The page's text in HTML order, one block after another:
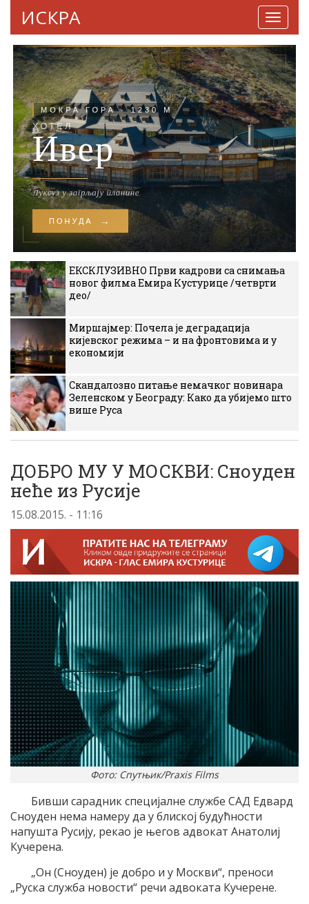
ИСКРА
ЕКСКЛУЗИВНО Први кадрови са снимања
новог филма Емира Кустурице /четврти
део/
Миршајмер: Почела је деградација
кијевског режима – и на фронтовима и у
економији
Скандалозно питање немачког новинара
Зеленском у Београду: Како да убијемо што
више Руса
ДОБРО МУ У МОСКВИ: Сноуден
неће из Русије
15.08.2015. - 11:16
Фото: Спутњик/Praxis Films
Бивши сарадник специјалне службе САД Едвард
Сноуден нема намеру да у блиској будућности
напушта Русију, рекао је његов адвокат Анатолиј
Кучерена.
„Он (Сноуден) је добро и у Москви“, преноси
„Руска служба новости“ речи адвоката Кучерене.